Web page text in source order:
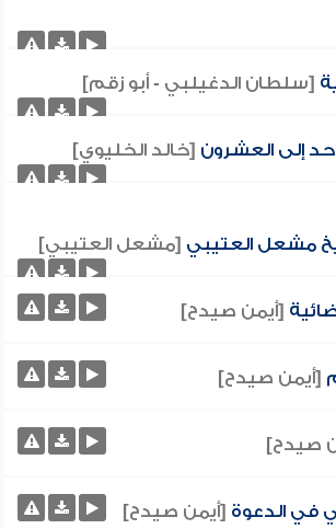
[سلطان الدغيلبي - أبو زقم]
إلى العشرون [خالد الخليوي]
مشعل العتيبي [مشعل العتيبي]
[أيمن صيدح]
[أيمن صيدح]
صيدح]
في الدعوة [أيمن صيدح]